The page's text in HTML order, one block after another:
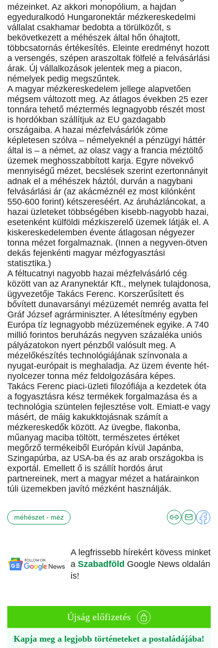
mézeinket. Az akkori monopólium, a hajdan
egyeduralkodó Hungaronektár mézkereskedelmi
vállalat csakhamar bedobta a törülközőt, s
bekövetkezett a méhészek által hőn óhajtott,
többcsatornás értékesítés. Eleinte eredményt hozott
a versengés, szépen araszoltak fölfelé a felvásárlási
árak. Új vállalkozások jelentek meg a piacon,
némelyek pedig megszűntek.
A magyar mézkereskedelem jellege alapvetően
mégsem változott meg. Az átlagos években 25 ezer
tonnára tehető méztermés legnagyobb részét most
is hordókban szállítjuk az EU gazdagabb
országaiba. A hazai mézfelvásárlók zöme
képletesen szólva – némelyeknél a pénzügyi háttér
által is – a német, az olasz vagy a francia méztöltő
üzemek meghosszabbított karja. Egyre növekvő
mennyiségű mézet, becslések szerint ezertonnányit
adnak el a méhészek háztól, durván a nagybani
felvásárlási ár (az akácméznél ez most kilónként
550-600 forint) kétszereséért. Az áruházláncokat, a
hazai üzleteket többségében kisebb-nagyobb hazai,
esetenként külföldi mézkiszerelő üzemek látják el. A
kiskereskedelemben évente átlagosan négyezer
tonna mézet forgalmaznak. (Innen a negyven-ötven
dekás fejenkénti magyar mézfogyasztási
statisztika.)
A féltucatnyi nagyobb hazai mézfelvásárló cég
között van az Aranynektár Kft., melynek tulajdonosa,
ügyvezetője Takács Ferenc. Korszerűsített és
bővített dunavarsányi mézüzemét nemrég avatta fel
Gráf József agrárminiszter. A létesítmény egyben
Európa tíz legnagyobb mézüzemének egyike. A 740
millió forintos beruházás negyven százaléka uniós
pályázatokon nyert pénzből valósult meg. A
mézelőkészítés technológiájának színvonala a
nyugat-európait is meghaladja. Az üzem évente hét-
nyolcezer tonna méz feldolgozására képes.
Takács Ferenc piaci-üzleti filozófiája a kezdetek óta
a fogyasztásra kész termékek forgalmazása és a
technológia szüntelen fejlesztése volt. Emiatt-e vagy
másért, de máig kakukktojásnak számít a
mézkereskedők között. Az üvegbe, flakonba,
műanyag maciba töltött, természetes értéket
megőrző termékeiből Európán kívül Japánba,
Szingapúrba, az USA-ba és az arab országokba is
exportál. Emellett ő is szállít hordós árut
partnereinek, mert a magyar mézet a határainkon
túli üzemekben javító mézként használják.
méhészet - méz
A legfrissebb hírekért kövess minket
a Szabadföld Google News oldalán
is!
Újság előfizetés
Kapja meg a legjobb történeteket a postaládájába!